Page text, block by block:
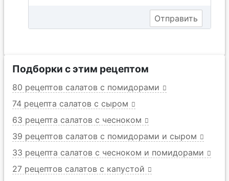
Подборки с этим рецептом
80 рецептов салатов с помидорами
74 рецепта салатов с сыром
63 рецепта салатов с чесноком
39 рецептов салатов с помидорами и сыром
33 рецепта салатов с чесноком и помидорами
27 рецептов салатов с капустой